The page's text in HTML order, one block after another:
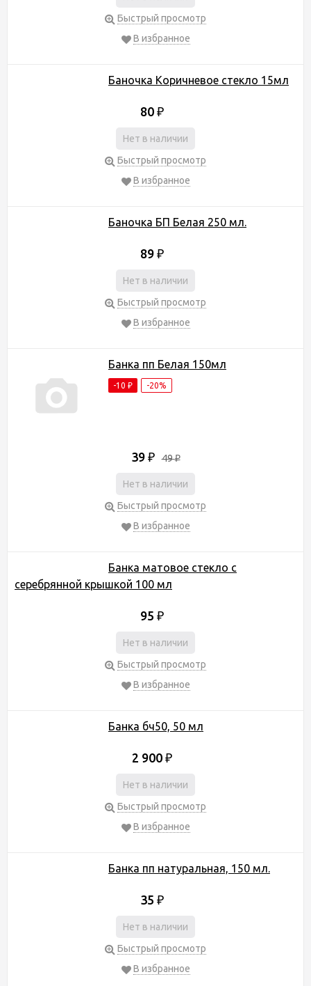
Быстрый просмотр
В избранное
Баночка Коричневое стекло 15мл
80 ₽
Нет в наличии
Быстрый просмотр
В избранное
Баночка БП Белая 250 мл.
89 ₽
Нет в наличии
Быстрый просмотр
В избранное
Банка пп Белая 150мл
-10 ₽ -20%
39 ₽ 49₽
Нет в наличии
Быстрый просмотр
В избранное
Банка матовое стекло с
серебрянной крышкой 100 мл
95 ₽
Нет в наличии
Быстрый просмотр
В избранное
Банка бч50, 50 мл
2 900 ₽
Нет в наличии
Быстрый просмотр
В избранное
Банка пп натуральная, 150 мл.
35 ₽
Нет в наличии
Быстрый просмотр
В избранное